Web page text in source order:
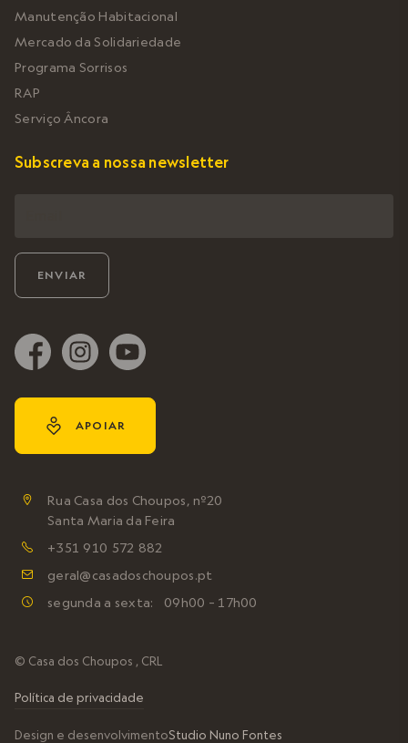
Manutenção Habitacional
Mercado da Solidariedade
Programa Sorrisos
RAP
Serviço Âncora
Subscreva a nossa newsletter
y APOIAR

Rua Casa dos Choupos, nº20
Santa Maria da Feira
 +351 910 572 882
 geral@casadoschoupos.pt
 segunda a sexta: 09h00 – 17h00
© Casa dos Choupos , CRL
Política de privacidade
Design e desenvolvimentoStudio Nuno Fontes